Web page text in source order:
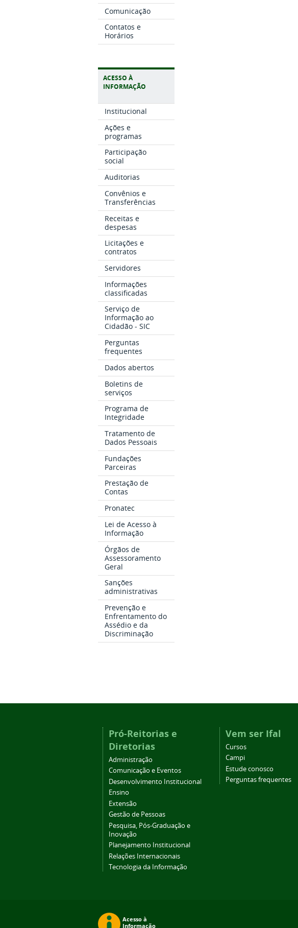
Comunicação
Contatos e
Horários
ACESSO À
INFORMAÇÃO
Institucional
Ações e
programas
Participação
social
Auditorias
Convênios e
Transferências
Receitas e
despesas
Licitações e
contratos
Servidores
Informações
classificadas
Serviço de
Informação ao
Cidadão - SIC
Perguntas
frequentes
Dados abertos
Boletins de
serviços
Programa de
Integridade
Tratamento de
Dados Pessoais
Fundações
Parceiras
Prestação de
Contas
Pronatec
Lei de Acesso à
Informação
Órgãos de
Assessoramento
Geral
Sanções
administrativas
Prevenção e
Enfrentamento do
Assédio e da
Discriminação
Pró-Reitorias e
Diretorias
Administração
Comunicação e Eventos
Desenvolvimento Institucional
Ensino
Extensão
Gestão de Pessoas
Pesquisa, Pós-Graduação e
Inovação
Planejamento Institucional
Relações Internacionais
Tecnologia da Informação
Vem ser Ifal
Cursos
Campi
Estude conosco
Perguntas frequentes